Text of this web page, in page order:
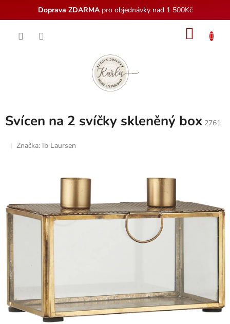
Doprava ZDARMApro objednávky nad 1 500Kč
Svícen na 2 svíčky skleněný box 2761
Značka: Ib Laursen